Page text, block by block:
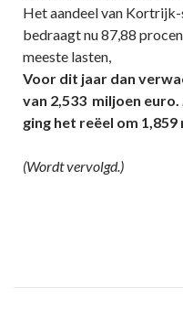
Het aandeel van
bedraagt nu 87,88
meeste lasten,
Voor dit jaar dan
van 2,533 miljoen euro.
ging het reëel om 1,859
(Wordt vervolgd.)